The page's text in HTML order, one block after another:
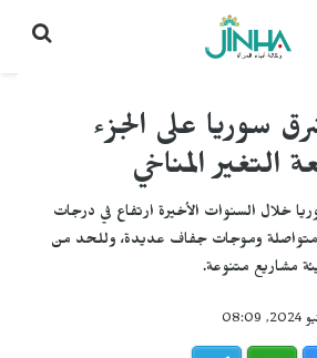
سوريا على الجزء
التغير المناخي
خلال السنوات الأخيرة ارتفاع في درجات
متواصلة وموجات جفاف عديدة، وللحد من
مشاريع متنوعة.